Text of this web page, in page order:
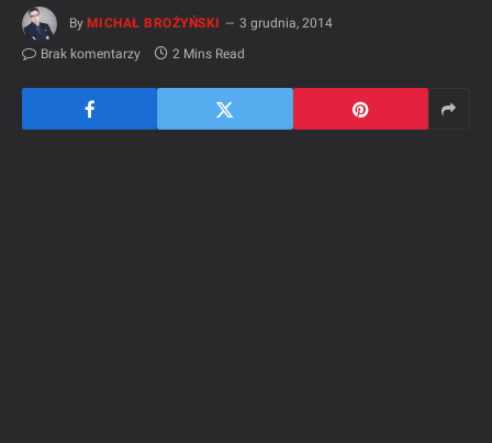
By MICHAŁ BROŻYŃSKI
3 grudnia, 2014
Brak komentarzy
2 Mins Read